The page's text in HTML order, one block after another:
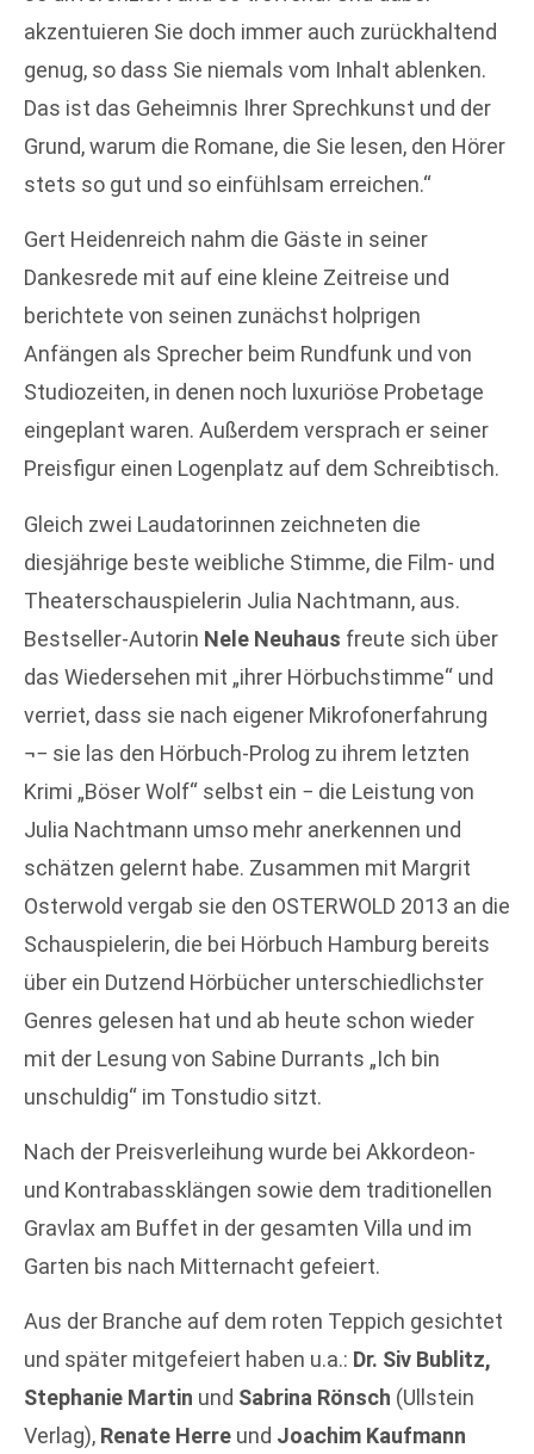
akzentuieren Sie doch immer auch zurückhaltend
genug, so dass Sie niemals vom Inhalt ablenken.
Das ist das Geheimnis Ihrer Sprechkunst und der
Grund, warum die Romane, die Sie lesen, den Hörer
stets so gut und so einfühlsam erreichen.“
Gert Heidenreich nahm die Gäste in seiner
Dankesrede mit auf eine kleine Zeitreise und
berichtete von seinen zunächst holprigen
Anfängen als Sprecher beim Rundfunk und von
Studiozeiten, in denen noch luxuriöse Probetage
eingeplant waren. Außerdem versprach er seiner
Preisfigur einen Logenplatz auf dem Schreibtisch.
Gleich zwei Laudatorinnen zeichneten die
diesjährige beste weibliche Stimme, die Film- und
Theaterschauspielerin Julia Nachtmann, aus.
Bestseller-Autorin Nele Neuhaus freute sich über
das Wiedersehen mit „ihrer Hörbuchstimme“ und
verriet, dass sie nach eigener Mikrofonerfahrung
¬− sie las den Hörbuch-Prolog zu ihrem letzten
Krimi „Böser Wolf“ selbst ein − die Leistung von
Julia Nachtmann umso mehr anerkennen und
schätzen gelernt habe. Zusammen mit Margrit
Osterwold vergab sie den OSTERWOLD 2013 an die
Schauspielerin, die bei Hörbuch Hamburg bereits
über ein Dutzend Hörbücher unterschiedlichster
Genres gelesen hat und ab heute schon wieder
mit der Lesung von Sabine Durrants „Ich bin
unschuldig“ im Tonstudio sitzt.
Nach der Preisverleihung wurde bei Akkordeon-
und Kontrabassklängen sowie dem traditionellen
Gravlax am Buffet in der gesamten Villa und im
Garten bis nach Mitternacht gefeiert.
Aus der Branche auf dem roten Teppich gesichtet
und später mitgefeiert haben u.a.: Dr. Siv Bublitz,
Stephanie Martin und Sabrina Rönsch (Ullstein
Verlag), Renate Herre und Joachim Kaufmann